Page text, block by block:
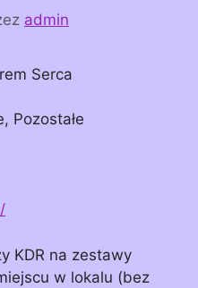
admin
Serca
Pozostałe
KDR na zestawy
w lokalu (bez